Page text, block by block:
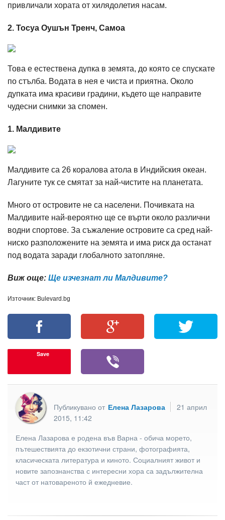
привличали хората от хилядолетия насам.
2. Тосуа Оушън Тренч, Самоа
Това е естествена дупка в земята, до която се спускате
по стълба. Водата в нея е чиста и приятна. Около
дупката има красиви градини, където ще направите
чудесни снимки за спомен.
1. Малдивите
Малдивите са 26 коралова атола в Индийския океан.
Лагуните тук се смятат за най-чистите на планетата.
Много от островите не са населени. Почивката на
Малдивите най-вероятно ще се върти около различни
водни спортове. За съжаление островите са сред най-
ниско разположените на земята и има риск да останат
под водата заради глобалното затопляне.
Виж още: Ще изчезнат ли Малдивите?
Източник: Bulevard.bg
Save
Публикувано от Елена Лазарова
21 април
2015, 11:42
Елена Лазарова е родена във Варна - обича морето,
пътешествията до екзотични страни, фотографията,
класическата литература и киното. Социалният живот и
новите запознанства с интересни хора са задължителна
част от натовареното й ежедневие.